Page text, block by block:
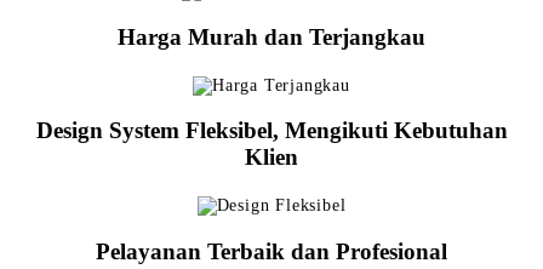
Harga Murah dan Terjangkau
Design System Fleksibel, Mengikuti Kebutuhan
Klien
Pelayanan Terbaik dan Profesional